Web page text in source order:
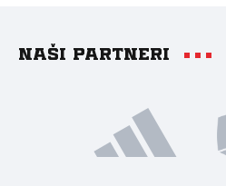
Naši partneri